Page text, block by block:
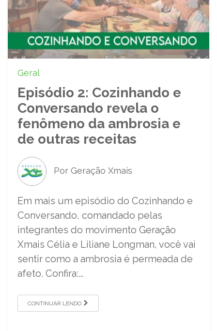
Geral
Episódio 2: Cozinhando e
Conversando revela o
fenômeno da ambrosia e
de outras receitas
Por Geração Xmais
Em mais um episódio do Cozinhando e
Conversando, comandado pelas
integrantes do movimento Geração
Xmais Célia e Liliane Longman, você vai
sentir como a ambrosia é permeada de
afeto. Confira:…
CONTINUAR LENDO